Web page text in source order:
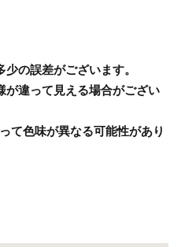
の誤差がございます。
違って見える場合がござい
て色味が異なる可能性があり